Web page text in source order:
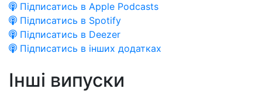
Підписатись в Apple Podcasts
Підписатись в Spotify
Підписатись в Deezer
Підписатись в інших додатках
Інші випуски